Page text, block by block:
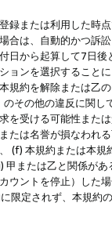
録または利用した時
合は、自動的かつ訴
日から起算して7日
ョンを選択するこ
規約を解除または乙
その他の違反に関
を受ける可能性また
たは名誉が損なわれ
(f) 本規約または本
または乙と関係が
ウントを停止）した
限定されず、本規